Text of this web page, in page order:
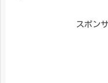
スポン